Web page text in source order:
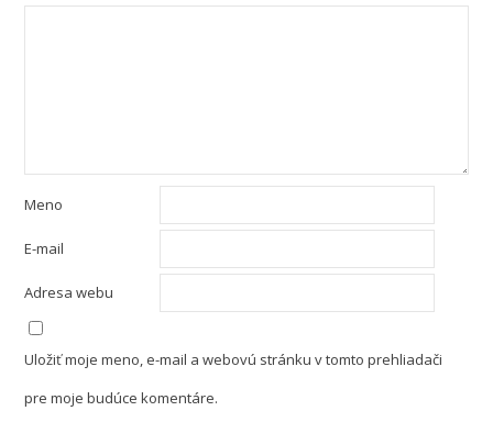
Meno
E-mail
Adresa webu
Uložiť moje meno, e-mail a webovú stránku v tomto prehliadači
pre moje budúce komentáre.